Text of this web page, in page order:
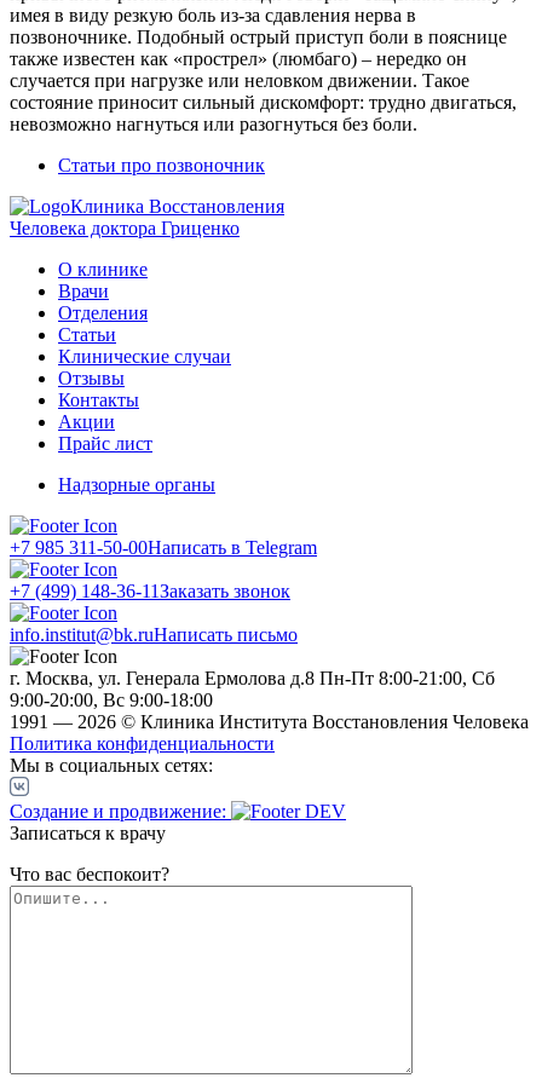
имея в виду резкую боль из-за сдавления нерва в
позвоночнике. Подобный острый приступ боли в пояснице
также известен как «прострел» (люмбаго) – нередко он
случается при нагрузке или неловком движении. Такое
состояние приносит сильный дискомфорт: трудно двигаться,
невозможно нагнуться или разогнуться без боли.
Статьи про позвоночник
Клиника Восстановления
Человека доктора Гриценко
О клинике
Врачи
Отделения
Статьи
Клинические случаи
Отзывы
Контакты
Акции
Прайс лист
Надзорные органы
+7 985 311-50-00Написать в Telegram
+7 (499) 148-36-11Заказать звонок
info.institut@bk.ruНаписать письмо
г. Москва, ул. Генерала Ермолова д.8 Пн-Пт 8:00-21:00, Сб
9:00-20:00, Вс 9:00-18:00
1991 — 2026 © Клиника Института Восстановления Человека
Политика конфиденциальности
Мы в социальных сетях:
Создание и продвижение:
Записаться к врачу
Что вас беспокоит?